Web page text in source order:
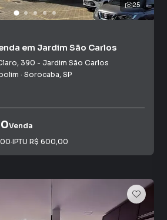
25
em Jardim São Carlos
, 390 - Jardim São Carlos
· Sorocaba, SP
Venda
·IPTU R$ 600,00